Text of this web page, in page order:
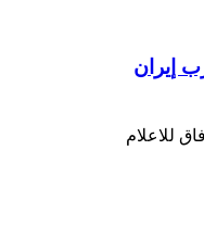
إيران
للاعلام